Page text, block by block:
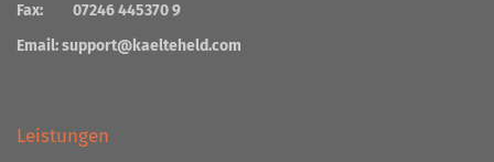
Fax: 07246 445370 9
Email:support@kaelteheld.com
Leistungen